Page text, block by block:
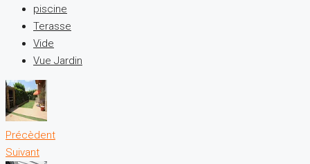
piscine
Terasse
Vide
Vue Jardin
Précèdent
Suivant